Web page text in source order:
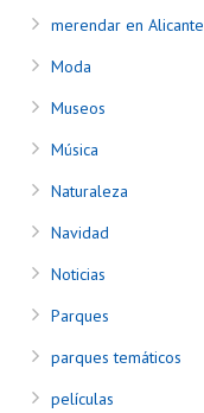
merendar en Alicante
Moda
Museos
Música
Naturaleza
Navidad
Noticias
Parques
parques temáticos
películas